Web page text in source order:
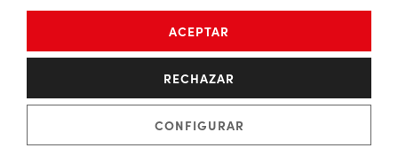
Política de Cookies
Aviso Legal
© 2026 Orkli, S. Coop. | All Rights Reserved
ACEPTAR
RECHAZAR
CONFIGURAR